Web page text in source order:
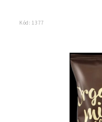
Kód: 1377